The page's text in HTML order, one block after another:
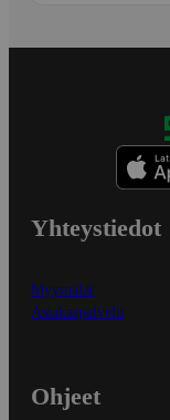
Yhteystiedot
Myymälät
Asiakaspalvelu
Ohjeet